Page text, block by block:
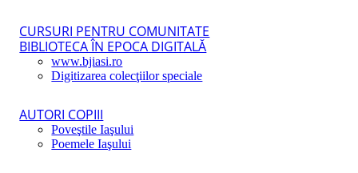
CURSURI PENTRU COMUNITATE
BIBLIOTECA ÎN EPOCA DIGITALĂ
www.bjiasi.ro
Digitizarea colecţiilor speciale
AUTORI COPIII
Poveştile Iaşului
Poemele Iaşului